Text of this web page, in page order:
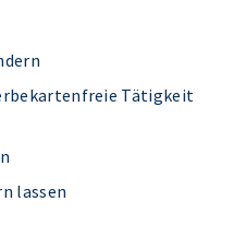
Tätigkeit
lassen